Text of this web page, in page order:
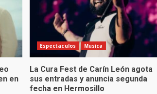
en
Espectaculos Musica
La Cura Fest de Carín León agota
sus entradas y anuncia segunda
fecha en Hermosillo